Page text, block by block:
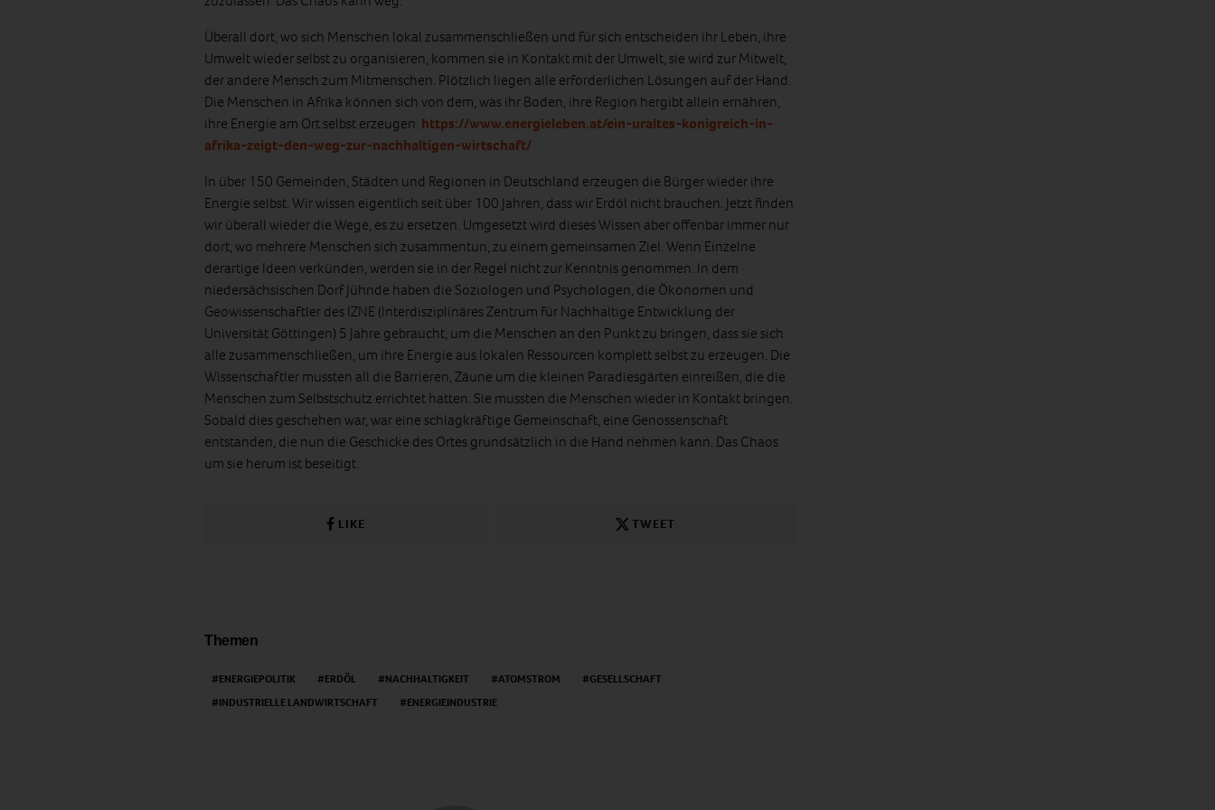
Überall dort, wo sich Menschen lokal zusammenschließen und für sich entscheiden ihr Leben, ihre
Umwelt wieder selbst zu organisieren, kommen sie in Kontakt mit der Umwelt, sie wird zur Mitwelt,
der andere Mensch zum Mitmenschen. Plötzlich liegen alle erforderlichen Lösungen auf der Hand.
Die Menschen in Afrika können sich von dem, was ihr Boden, ihre Region hergibt allein ernähren,
ihre Energie am Ort selbst erzeugen. https://www.energieleben.at/ein-uraltes-konigreich-in-
afrika-zeigt-den-weg-zur-nachhaltigen-wirtschaft/
In über 150 Gemeinden, Städten und Regionen in Deutschland erzeugen die Bürger wieder ihre
Energie selbst. Wir wissen eigentlich seit über 100 Jahren, dass wir Erdöl nicht brauchen. Jetzt finden
wir überall wieder die Wege, es zu ersetzen. Umgesetzt wird dieses Wissen aber offenbar immer nur
dort, wo mehrere Menschen sich zusammentun, zu einem gemeinsamen Ziel. Wenn Einzelne
derartige Ideen verkünden, werden sie in der Regel nicht zur Kenntnis genommen. In dem
niedersächsischen Dorf Jühnde haben die Soziologen und Psychologen, die Ökonomen und
Geowissenschaftler des IZNE (Interdisziplinäres Zentrum für Nachhaltige Entwicklung der
Universität Göttingen) 5 Jahre gebraucht, um die Menschen an den Punkt zu bringen, dass sie sich
alle zusammenschließen, um ihre Energie aus lokalen Ressourcen komplett selbst zu erzeugen. Die
Wissenschaftler mussten all die Barrieren, Zäune um die kleinen Paradiesgärten einreißen, die die
Menschen zum Selbstschutz errichtet hatten. Sie mussten die Menschen wieder in Kontakt bringen.
Sobald dies geschehen war, war eine schlagkräftige Gemeinschaft, eine Genossenschaft
entstanden, die nun die Geschicke des Ortes grundsätzlich in die Hand nehmen kann. Das Chaos
um sie herum ist beseitigt.
LIKE TWEET
Themen
ENERGIEPOLITIK ERDÖL NACHHALTIGKEIT ATOMSTROM
GESELLSCHAFT
INDUSTRIELLE LANDWIRTSCHAFT
ENERGIEINDUSTRIE